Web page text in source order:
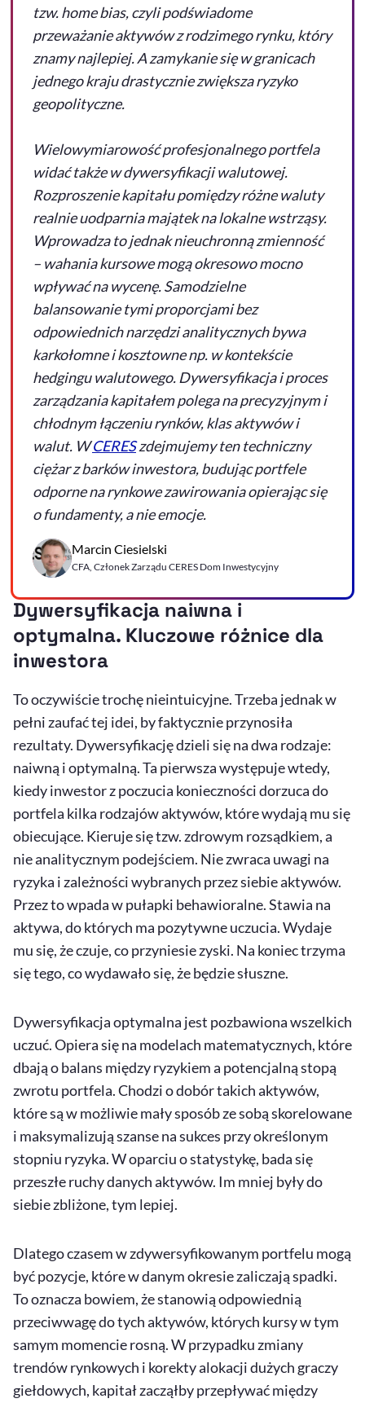
tzw.home bias, czyli podświadome
przeważanie aktywów z rodzimego rynku, który
znamy najlepiej. A zamykanie się w granicach
jednego kraju drastycznie zwiększa ryzyko
geopolityczne.
Wielowymiarowość profesjonalnego portfela
widać także w dywersyfikacji walutowej.
Rozproszenie kapitału pomiędzy różne waluty
realnie uodparnia majątek na lokalne wstrząsy.
Wprowadza to jednak nieuchronną zmienność
– wahania kursowe mogą okresowo mocno
wpływać na wycenę. Samodzielne
balansowanie tymi proporcjami bez
odpowiednich narzędzi analitycznych bywa
karkołomne i kosztowne np. w kontekście
hedgingu walutowego. Dywersyfikacja i proces
zarządzania kapitałem polega na precyzyjnym i
chłodnym łączeniu rynków, klas aktywów i
walut. WCERESzdejmujemy ten techniczny
ciężar z barków inwestora, budując portfele
odporne na rynkowe zawirowania opierając się
o fundamenty, a nie emocje.
Marcin Ciesielski
CFA, Członek Zarządu CERES Dom Inwestycyjny
Dywersyfikacja naiwna i
optymalna. Kluczowe różnice dla
inwestora
To oczywiście trochę nieintuicyjne. Trzeba jednak w
pełni zaufać tej idei, by faktycznie przynosiła
rezultaty. Dywersyfikację dzieli się na dwa rodzaje:
naiwną i optymalną. Ta pierwsza występuje wtedy,
kiedy inwestor z poczucia konieczności dorzuca do
portfela kilka rodzajów aktywów, które wydają mu się
obiecujące. Kieruje się tzw. zdrowym rozsądkiem, a
nie analitycznym podejściem. Nie zwraca uwagi na
ryzyka i zależności wybranych przez siebie aktywów.
Przez to wpada w pułapki behawioralne. Stawia na
aktywa, do których ma pozytywne uczucia. Wydaje
mu się, że czuje, co przyniesie zyski. Na koniec trzyma
się tego, co wydawało się, że będzie słuszne.
Dywersyfikacja optymalna jest pozbawiona wszelkich
uczuć. Opiera się na modelach matematycznych, które
dbają o balans między ryzykiem a potencjalną stopą
zwrotu portfela. Chodzi o dobór takich aktywów,
które są w możliwie mały sposób ze sobą skorelowane
i maksymalizują szanse na sukces przy określonym
stopniu ryzyka. W oparciu o statystykę, bada się
przeszłe ruchy danych aktywów. Im mniej były do
siebie zbliżone, tym lepiej.
Dlatego czasem w zdywersyfikowanym portfelu mogą
być pozycje, które w danym okresie zaliczają spadki.
To oznacza bowiem, że stanowią odpowiednią
przeciwwagę do tych aktywów, których kursy w tym
samym momencie rosną. W przypadku zmiany
trendów rynkowych i korekty alokacji dużych graczy
giełdowych, kapitał zacząłby przepływać między